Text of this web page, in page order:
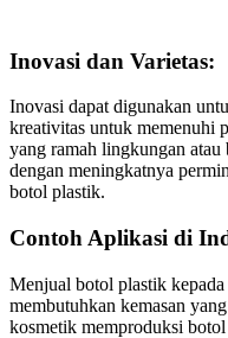
Inovasi dan Varietas:
Inovasi dapat digunakan
kreativitas untuk memenuhi
yang ramah lingkungan
dengan meningkatnya
botol plastik.
Contoh Aplikasi di
Menjual botol plastik
membutuhkan kemasan
kosmetik memproduksi